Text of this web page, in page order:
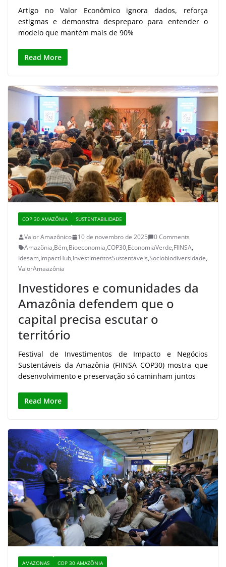
Artigo no Valor Econômico ignora dados, reforça
estigmas e demonstra despreparo para entender o
modelo que mantém mais de 90%
Read More
COP 30 AMAZÕNIA SUSTENTABILIDADE
Valor Amazônico 10 de novembro de 2025
0 Comments
Amazõnia,Bém,Bioeconomia,COP30,EconomiaVerde,FIINSA,
Idesam,ImpactHub,InvestimentosSustentáveis,Sociobiodiversidade,
ValorAmaazônia
Investidores e comunidades da
Amazônia defendem que o
capital precisa escutar o
território
Festival de Investimentos de Impacto e Negócios
Sustentáveis da Amazônia (FIINSA COP30) mostra que
desenvolvimento e preservação só caminham juntos
Read More
AMAZONAS COP 30 AMAZÕNIA